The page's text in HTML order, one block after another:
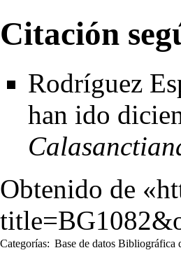
Citación
Rodríguez
han ido
Obtenido de «
Categorías: Base de datos Bibliográfica